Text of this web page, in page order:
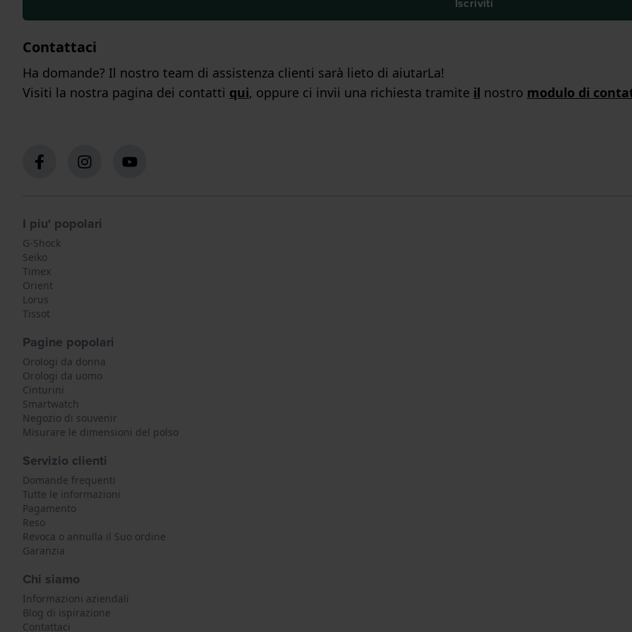
Iscriviti
Contattaci
Ha domande? Il nostro team di assistenza clienti sarà lieto di aiutarLa!
Visiti la nostra pagina dei contatti qui, oppure ci invii una richiesta tramite il nostro modulo di
I piu' popolari
G-Shock
Seiko
Timex
Orient
Lorus
Tissot
Pagine popolari
Orologi da donna
Orologi da uomo
Cinturini
Smartwatch
Negozio di souvenir
Misurare le dimensioni del polso
Servizio clienti
Domande frequenti
Tutte le informazioni
Pagamento
Reso
Revoca o annulla il Suo ordine
Garanzia
Chi siamo
Informazioni aziendali
Blog di ispirazione
Contattaci